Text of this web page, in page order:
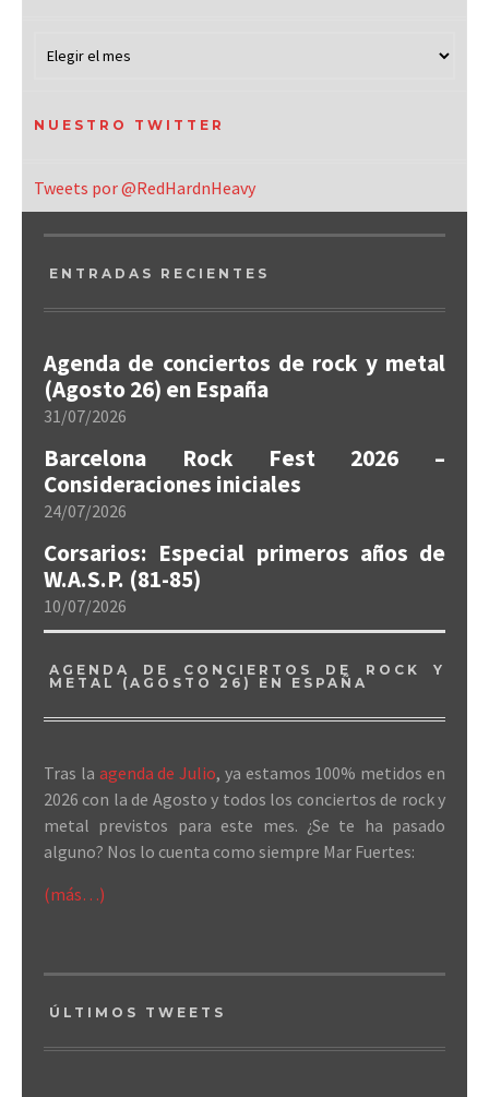
NUESTRO TWITTER
Tweets por @RedHardnHeavy
ENTRADAS RECIENTES
Agenda de conciertos de rock y metal
(Agosto 26) en España
31/07/2026
Barcelona Rock Fest 2026 –
Consideraciones iniciales
24/07/2026
Corsarios: Especial primeros años de
W.A.S.P. (81-85)
10/07/2026
AGENDA DE CONCIERTOS DE ROCK Y
METAL (AGOSTO 26) EN ESPAÑA
Tras la agenda de Julio, ya estamos 100% metidos en
2026 con la de Agosto y todos los conciertos de rock y
metal previstos para este mes. ¿Se te ha pasado
alguno? Nos lo cuenta como siempre Mar Fuertes:
(más…)
ÚLTIMOS TWEETS